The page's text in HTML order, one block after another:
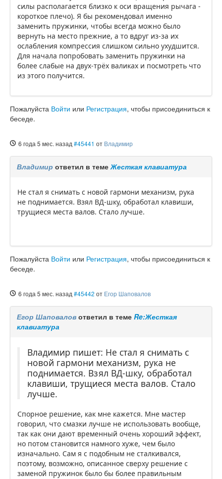
силы располагается близко к оси вращения рычага -
короткое плечо). Я бы рекомендовал именно
заменить пружинки, чтобы всегда можно было
вернуть на место прежние, а то вдруг из-за их
ослабления компрессия слишком сильно ухудшится.
Для начала попробовать заменить пружинки на
более слабые на двух-трёх валиках и посмотреть что
из этого получится.
Пожалуйста Войти или Регистрация, чтобы присоединиться к
беседе.
6 года 5 мес. назад #45441 от Владимир
Владимир ответил в темеЖесткая клавиатура
Не стал я снимать с новой гармони механизм, рука
не поднимается. Взял ВД-шку, обработал клавиши,
трущиеся места валов. Стало лучше.
Пожалуйста Войти или Регистрация, чтобы присоединиться к
беседе.
6 года 5 мес. назад #45442 от Егор Шаповалов
Егор Шаповалов ответил в теме Re:Жесткая
клавиатура
Владимир пишет: Не стал я снимать с
новой гармони механизм, рука не
поднимается. Взял ВД-шку, обработал
клавиши, трущиеся места валов. Стало
лучше.
Спорное решение, как мне кажется. Мне мастер
говорил, что смазки лучше не использовать вообще,
так как они дают временный очень хороший эффект,
но потом становится намного хуже, чем было
изначально. Сам я с подобным не сталкивался,
поэтому, возможно, описанное сверху решение с
заменой пружинок было бы более правильным